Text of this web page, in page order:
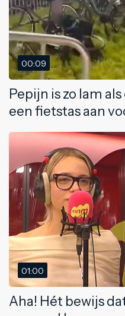
00:09
Pepijn is zo lam
een fietstas aan
01:00
Aha! Hét bewijs